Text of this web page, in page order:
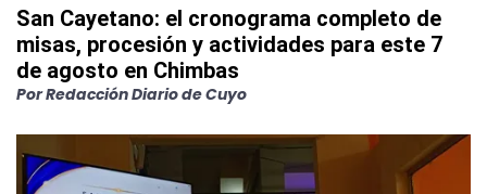
San Cayetano: el cronograma completo de
misas, procesión y actividades para este 7
de agosto en Chimbas
PorRedacción Diario de Cuyo